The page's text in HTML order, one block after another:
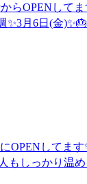
らOPENして
月6日(金
OPENしてま
もしっかり温